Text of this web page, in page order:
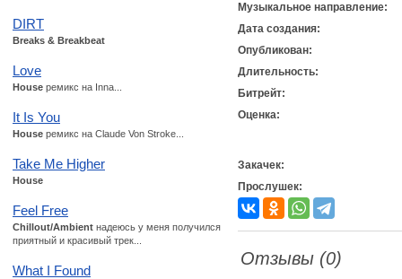
DIRT
Breaks & Breakbeat
Love
House ремикс на Inna...
It Is You
House ремикс на Claude Von Stroke...
Take Me Higher
House
Feel Free
Chillout/Ambient надеюсь у меня получился
приятный и красивый трек...
What I Found
Музыкальное направление:
Дата создания:
Опубликован:
Длительность:
Битрейт:
Оценка:
Закачек:
Прослушек:
Отзывы (0)